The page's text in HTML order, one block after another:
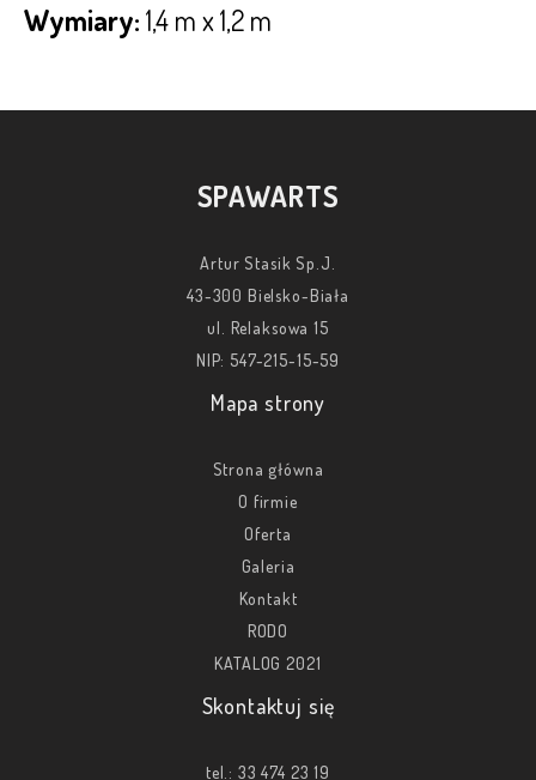
Wymiary:1,4 m x 1,2 m
SPAWARTS
Artur Stasik Sp.J.
43-300 Bielsko-Biała
ul. Relaksowa 15
NIP: 547-215-15-59
Mapa strony
Strona główna
O firmie
Oferta
Galeria
Kontakt
RODO
KATALOG 2021
Skontaktuj się
tel.: 33 474 23 19